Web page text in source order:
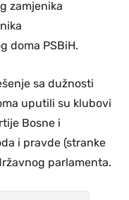
zamjenika
doma PSBiH.
sa dužnosti
uputili su klubovi
Bosne i
i pravde (stranke
parlamenta.